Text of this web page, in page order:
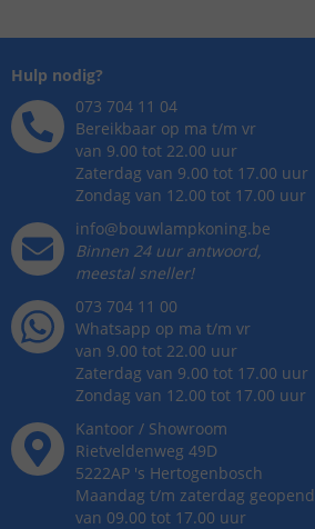
Hulp nodig?
073 704 11 04
Bereikbaar op ma t/m vr
van 9.00 tot 22.00 uur
Zaterdag van 9.00 tot 17.00 uur
Zondag van 12.00 tot 17.00 uur
info@bouwlampkoning.be
Binnen 24 uur antwoord,
meestal sneller!
073 704 11 00
Whatsapp op ma t/m vr
van 9.00 tot 22.00 uur
Zaterdag van 9.00 tot 17.00 uur
Zondag van 12.00 tot 17.00 uur
Kantoor / Showroom
Rietveldenweg 49D
5222AP 's Hertogenbosch
Maandag t/m zaterdag geopend
van 09.00 tot 17.00 uur